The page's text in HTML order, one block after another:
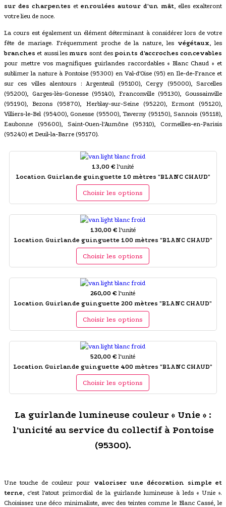
sur des charpentes et enroulées autour d'un mât , elles exalteront
votre lieu de noce.
La cours est également un élément déterminant à considérer lors de votre
fête de mariage. Fréquemment proche de la nature, les végétaux , les
branches et aussi les murs sont des points d'accroches concevables
pour mettre vos magnifiques guirlandes raccordables « Blanc Chaud » et
sublimer la nature à Pontoise (95300) en Val-d'Oise (95) en Ile-de-France et
sur ces villes alentours : Argenteuil (95100), Cergy (95000), Sarcelles
(95200), Garges-lès-Gonesse (95140), Franconville (95130), Goussainville
(95190), Bezons (95870), Herblay-sur-Seine (95220), Ermont (95120),
Villiers-le-Bel (95400), Gonesse (95500), Taverny (95150), Sannois (95118),
Eaubonne (95600), Saint-Ouen-l'Aumône (95310), Cormeilles-en-Parisis
(95240) et Deuil-la-Barre (95170).
13,00 € l'unité
Location Guirlande guinguette 10 mètres "BLANC CHAUD"
Choisir les options
130,00 € l'unité
Location Guirlande guinguette 100 mètres "BLANC CHAUD"
Choisir les options
260,00 € l'unité
Location Guirlande guinguette 200 mètres "BLANC CHAUD"
Choisir les options
520,00 € l'unité
Location Guirlande guinguette 400 mètres "BLANC CHAUD"
Choisir les options
La guirlande lumineuse couleur « Unie » :
l'unicité au service du collectif à Pontoise
(95300).
Une touche de couleur pour
valoriser une décoration simple et
terne, c'est l'atout primordial de la guirlande lumineuse à leds « Unie ».
Choisissez une déco minimaliste, avec des teintes comme le Blanc Cassé, le